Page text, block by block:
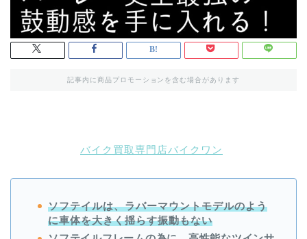
記事内に商品プロモーションを含む場合があります
バイク買取専門店バイクワン
ソフテイルは、ラバーマウントモデルのよう
に車体を大きく揺らす振動もない